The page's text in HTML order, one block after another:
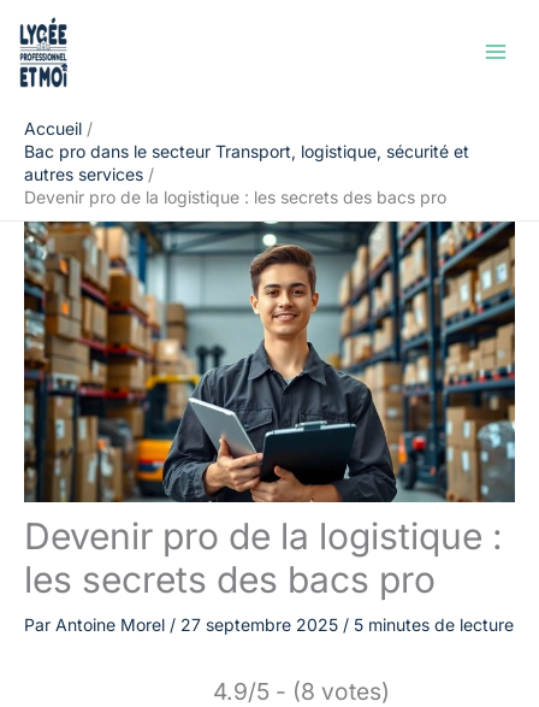
contenu
Accueil
Bac pro dans le secteur Transport, logistique, sécurité et
autres services
Devenir pro de la logistique : les secrets des bacs pro
Devenir pro de la logistique :
les secrets des bacs pro
Par Antoine Morel / 27 septembre 2025 / 5 minutes de lecture
4.9/5 - (8 votes)
Rechercher